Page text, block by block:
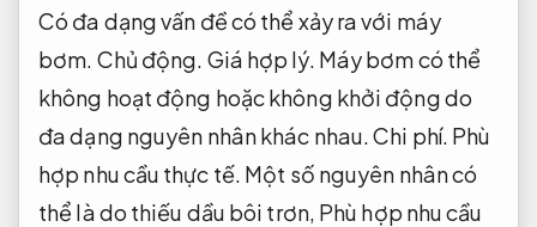
Có đa dạng vấn đề có thể xảy ra với máy
bơm. Chủ động. Giá hợp lý. Máy bơm có thể
không hoạt động hoặc không khởi động do
đa dạng nguyên nhân khác nhau.Chi phí. Phù
hợp nhu cầu thực tế. Một số nguyên nhân có
thể là do thiếu dầu bôi trơn, Phù hợp nhu cầu